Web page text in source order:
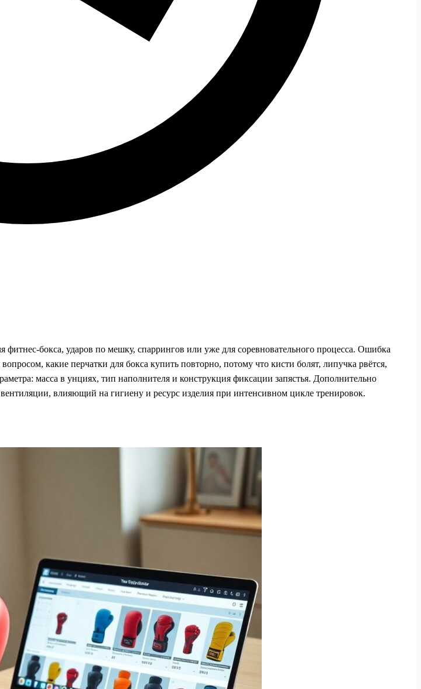
фитнес-бокса, ударов по мешку, спаррингов или уже для соревновательного процесса. Ошибка
какие перчатки для бокса купить повторно, потому что кисти болят, липучка рвётся,
масса в унциях, тип наполнителя и конструкция фиксации запястья. Дополнительно
влияющий на гигиену и ресурс изделия при интенсивном цикле тренировок.